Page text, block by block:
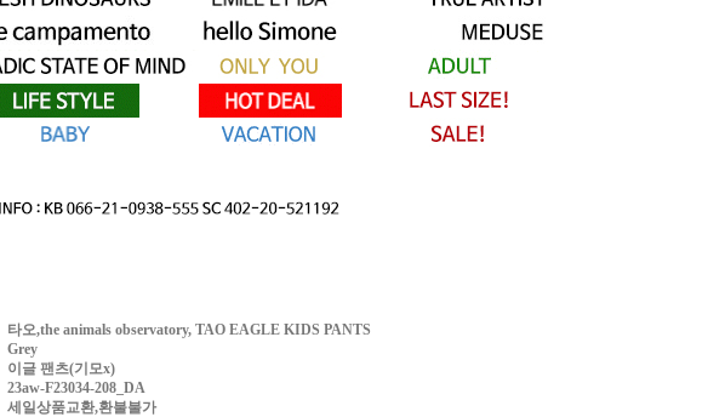
타오,the animals observatory, TAO EAGLE KIDS PANTS
Grey
이글 팬츠(기모x)
23aw-F23034-208_DA
세일상품교환,환불불가